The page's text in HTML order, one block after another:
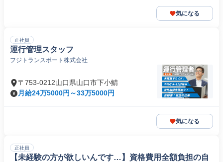
気になる
正社員
運行管理スタッフ
フジトランスポート株式会社
〒753-0212山口県山口市下小鯖
月給24万5000円～33万5000円
気になる
正社員
【未経験の方が欲しいんです…】資格費用全額負担の自